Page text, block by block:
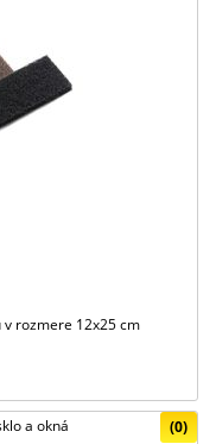
v rozmere 12x25 cm
(0)